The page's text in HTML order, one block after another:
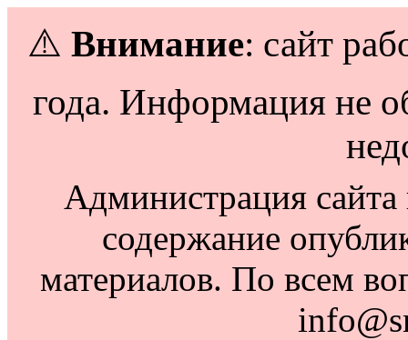
⚠️ Внимание: сайт
года. Информация не
Администрация сайта
содержание
материалов. По всем